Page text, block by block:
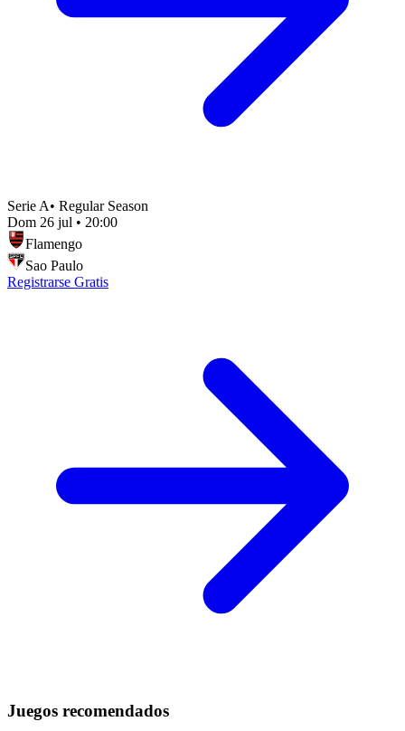
Serie A• Regular Season
Dom 26 jul • 20:00
Flamengo
Sao Paulo
Registrarse Gratis
Juegos recomendados